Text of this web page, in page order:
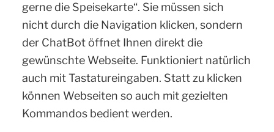
gerne die Speisekarte“. Sie müssen sich
nicht durch die Navigation klicken, sondern
der ChatBot öffnet Ihnen direkt die
gewünschte Webseite. Funktioniert natürlich
auch mit Tastatureingaben. Statt zu klicken
können Webseiten so auch mit gezielten
Kommandos bedient werden.